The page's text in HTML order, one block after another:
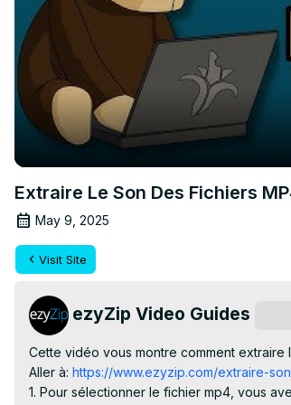
Extraire Le Son Des Fichiers
May 9, 2025
Visit Site
ezyZip Video Guides
Cette vidéo vous montre comment
Aller à: https://www.ezyzip.com/extraire-
1. Pour sélectionner le fichier mp4, vous